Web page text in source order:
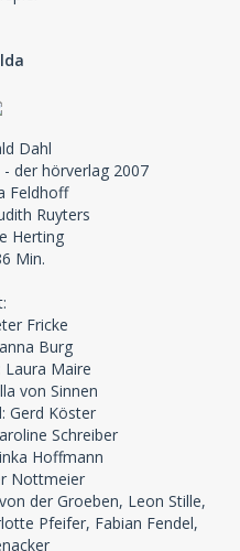
Dahl
der hörverlag 2007
Feldhoff
Ruyters
Herting
Min.
Fricke
Burg
Laura Maire
von Sinnen
Gerd Köster
Schreiber
Hoffmann
Nottmeier
der Groeben, Leon Stille,
Pfeifer, Fabian Fendel,